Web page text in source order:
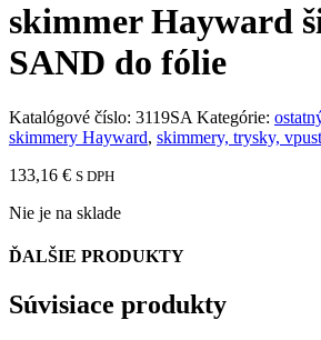
skimmer Hayward
SAND do fólie
Katalógové číslo: 3119SA Kategórie:
skimmery Hayward, skimmery, trysky,
133,16 € S DPH
Nie je na sklade
ĎALŠIE PRODUKTY
Súvisiace produkty